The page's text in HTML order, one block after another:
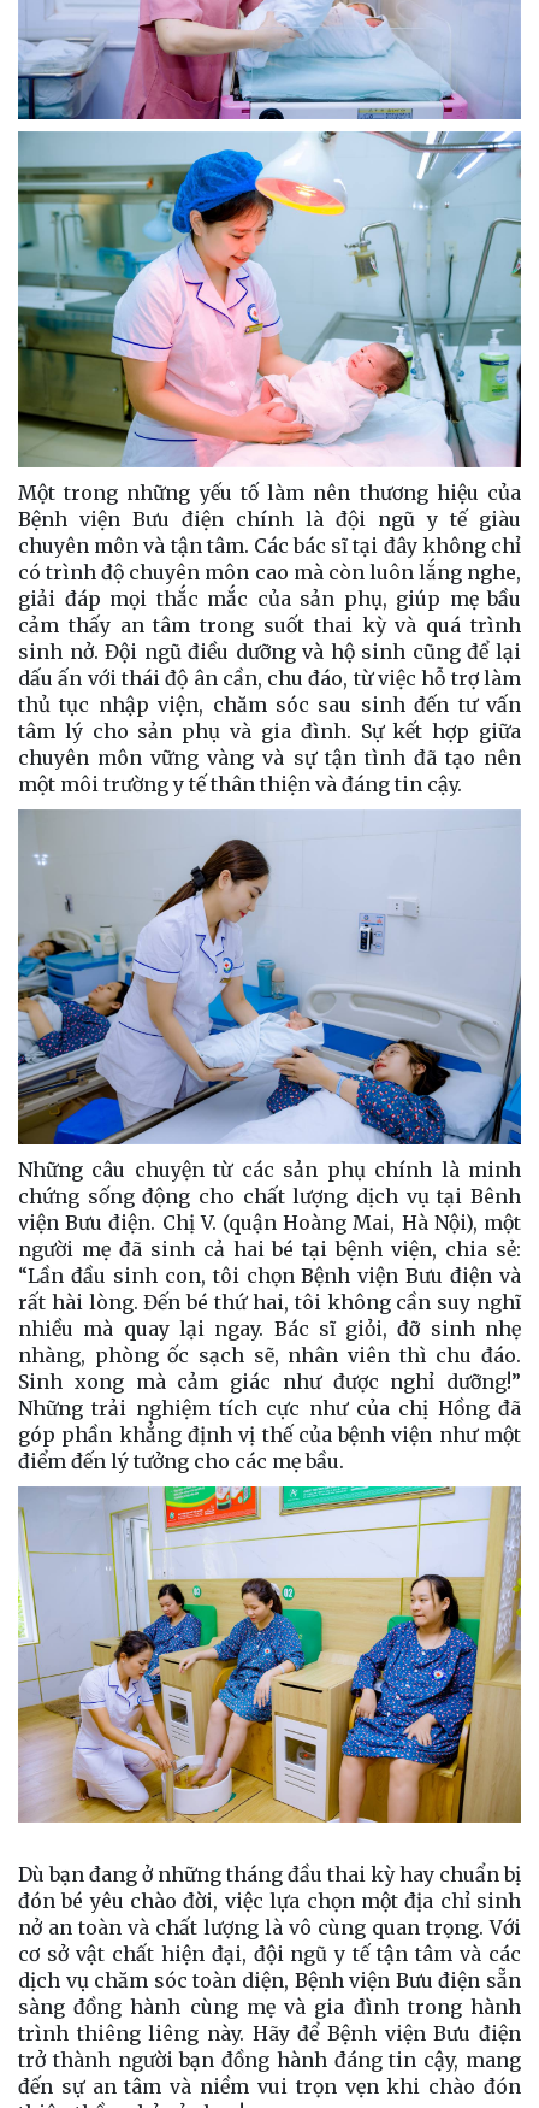
Một trong những yếu tố làm nên thương hiệu của
Bệnh viện Bưu điện chính là đội ngũ y tế giàu
chuyên môn và tận tâm. Các bác sĩ tại đây không chỉ
có trình độ chuyên môn cao mà còn luôn lắng nghe,
giải đáp mọi thắc mắc của sản phụ, giúp mẹ bầu
cảm thấy an tâm trong suốt thai kỳ và quá trình
sinh nở. Đội ngũ điều dưỡng và hộ sinh cũng để lại
dấu ấn với thái độ ân cần, chu đáo, từ việc hỗ trợ làm
thủ tục nhập viện, chăm sóc sau sinh đến tư vấn
tâm lý cho sản phụ và gia đình. Sự kết hợp giữa
chuyên môn vững vàng và sự tận tình đã tạo nên
một môi trường y tế thân thiện và đáng tin cậy.
Những câu chuyện từ các sản phụ chính là minh
chứng sống động cho chất lượng dịch vụ tại Bênh
viện Bưu điện. Chị V. (quận Hoàng Mai, Hà Nội), một
người mẹ đã sinh cả hai bé tại bệnh viện, chia sẻ:
“Lần đầu sinh con, tôi chọn Bệnh viện Bưu điện và
rất hài lòng. Đến bé thứ hai, tôi không cần suy nghĩ
nhiều mà quay lại ngay. Bác sĩ giỏi, đỡ sinh nhẹ
nhàng, phòng ốc sạch sẽ, nhân viên thì chu đáo.
Sinh xong mà cảm giác như được nghỉ dưỡng!”
Những trải nghiệm tích cực như của chị Hồng đã
góp phần khẳng định vị thế của bệnh viện như một
điểm đến lý tưởng cho các mẹ bầu.
Dù bạn đang ở những tháng đầu thai kỳ hay chuẩn bị
đón bé yêu chào đời, việc lựa chọn một địa chỉ sinh
nở an toàn và chất lượng là vô cùng quan trọng. Với
cơ sở vật chất hiện đại, đội ngũ y tế tận tâm và các
dịch vụ chăm sóc toàn diện, Bệnh viện Bưu điện sẵn
sàng đồng hành cùng mẹ và gia đình trong hành
trình thiêng liêng này. Hãy để Bệnh viện Bưu điện
trở thành người bạn đồng hành đáng tin cậy, mang
đến sự an tâm và niềm vui trọn vẹn khi chào đón